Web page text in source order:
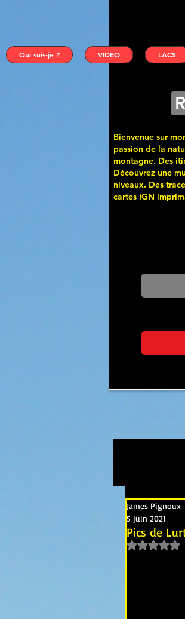
Qui suis-je ? VIDEO LACS
Bienvenue sur
passion de la
montagne. Des
Découvrez une
niveaux. Des
cartes IGN
Pics de
James Pignoux
5 juin 2021
Noté